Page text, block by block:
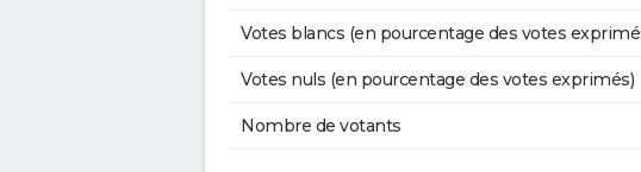
Votes blancs (en pourcentage des votes
Votes nuls (en pourcentage des votes exprimés)
Nombre de votants